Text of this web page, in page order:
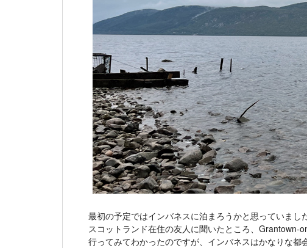
最初の予定ではインバネスに泊まろうかと思っていました
スコットランド在住の友人に聞いたところ、Grantown-
行ってみてわかったのですが、インバネスはかなりな都